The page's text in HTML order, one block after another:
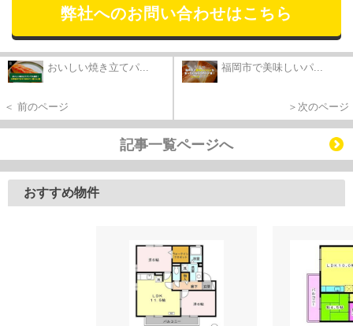
弊社へのお問い合わせはこちら
おいしい焼き立てパ...
＜ 前のページ
福岡市で美味しいパ...
＞次のページ
記事一覧ページへ
おすすめ物件